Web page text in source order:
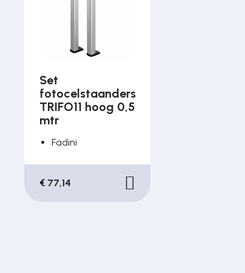
Set
fotocelstaanders
TRIFO11 hoog 0,5
mtr
Fadini
€ 77,14